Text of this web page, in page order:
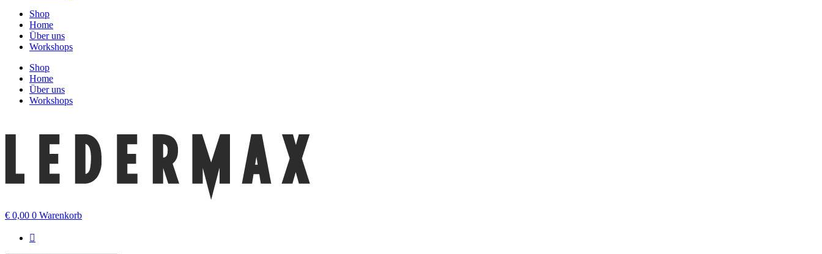
Shop
Home
Über uns
Workshops
Shop
Home
Über uns
Workshops
€ 0,00 0 Warenkorb